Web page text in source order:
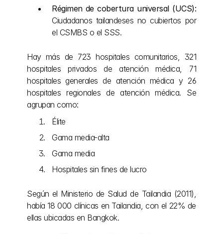
Régimen de cobertura universal (UCS):
Ciudadanos tailandeses no cubiertos por
el CSMBS o el SSS.
Hay más de 723 hospitales comunitarios, 321
hospitales privados de atención médica, 71
hospitales generales de atención médica y 26
hospitales regionales de atención médica. Se
agrupan como:
Élite
Gama media-alta
Gama media
Hospitales sin fines de lucro
Según el Ministerio de Salud de Tailandia (2011),
había 18 000 clínicas en Tailandia, con el 22% de
ellas ubicadas en Bangkok.